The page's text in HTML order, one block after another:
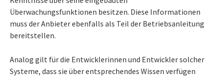
Überwachungsfunktionen besitzen. Diese Informationen
muss der Anbieter ebenfalls als Teil der Betriebsanleitung
bereitstellen.
Analog gilt für die Entwicklerinnen und Entwickler solcher
Systeme, dass sie über entsprechendes Wissen verfügen